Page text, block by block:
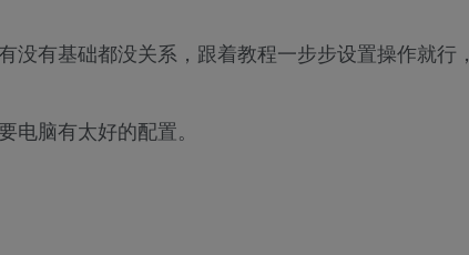
没有基础都没关系，跟着教程一步步设置操作就行，
电脑有太好的配置。